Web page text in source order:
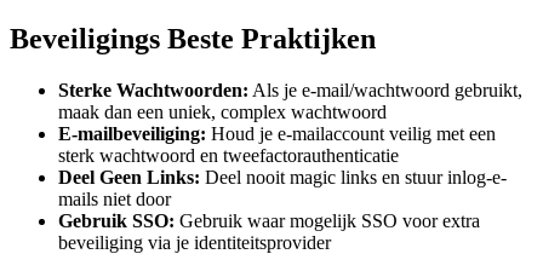
Beveiligings Beste Praktijken
Sterke Wachtwoorden: Als je e-mail/wachtwoord gebruikt,
maak dan een uniek, complex wachtwoord
E-mailbeveiliging: Houd je e-mailaccount veilig met een
sterk wachtwoord en tweefactorauthenticatie
Deel Geen Links: Deel nooit magic links en stuur inlog-e-
mails niet door
Gebruik SSO: Gebruik waar mogelijk SSO voor extra
beveiliging via je identiteitsprovider